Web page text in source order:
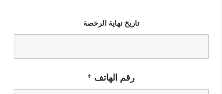
تاريخ نهاية الرخصة
رقم الهاتف *